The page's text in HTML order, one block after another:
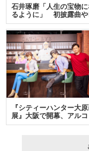
石井琢磨「人生の宝物
るように」 初披露曲や
ア…
『シティーハンター大
展』大阪で開幕、アルコ
＆…